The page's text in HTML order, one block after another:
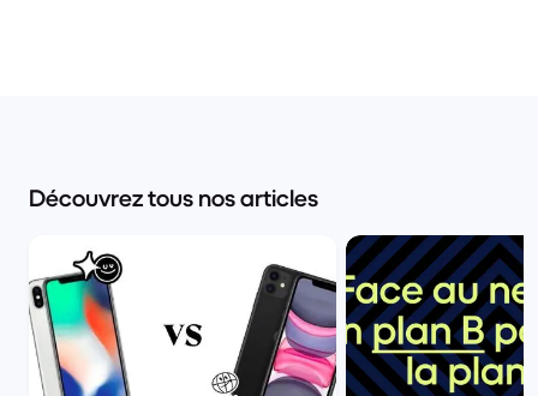
Découvrez tous nos articles